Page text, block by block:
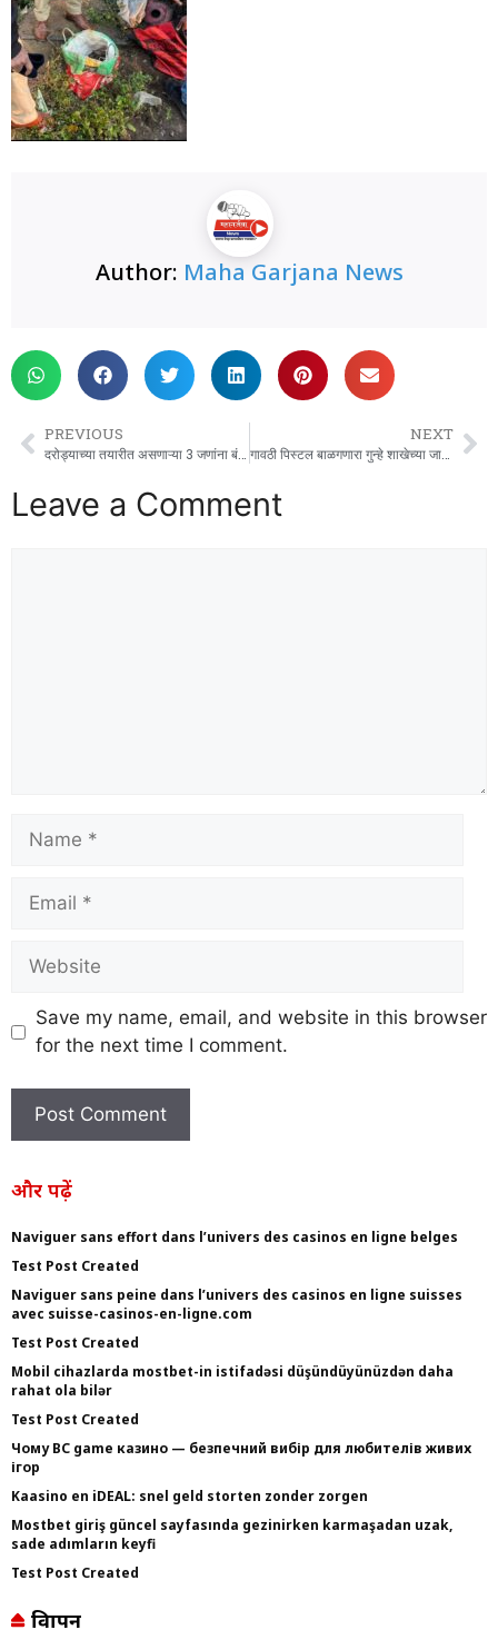
Author: Maha Garjana News
PREVIOUS
दरोड्याच्या तयारीत असणाऱ्या 3 जणांना बंडगार्डन पोलिसांनी घेतले ताब्यात.
NEXT
गावठी पिस्टल बाळगणारा गुन्हे शाखेच्या जाळ्यात.
Leave a Comment
Save my name, email, and website in this browser
for the next time I comment.
और पढ़ें
Naviguer sans effort dans l’univers des casinos en ligne belges
Test Post Created
Naviguer sans peine dans l’univers des casinos en ligne suisses
avec suisse-casinos-en-ligne.com
Test Post Created
Mobil cihazlarda mostbet-in istifadəsi düşündüyünüzdən daha
rahat ola bilər
Test Post Created
Чому BC game казино — безпечний вибір для любителів живих
ігор
Kaasino en iDEAL: snel geld storten zonder zorgen
Mostbet giriş güncel sayfasında gezinirken karmaşadan uzak,
sade adımların keyfi
Test Post Created
विज्ञापन